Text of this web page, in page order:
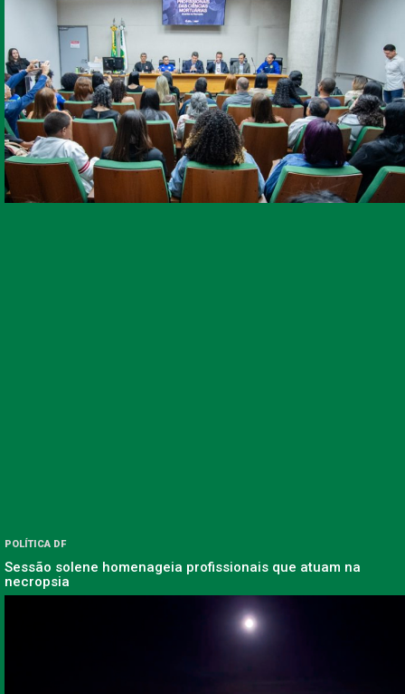
POLÍTICA DF
Sessão solene homenageia profissionais que atuam na
necropsia